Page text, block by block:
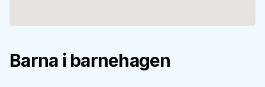
Barna i barnehagen